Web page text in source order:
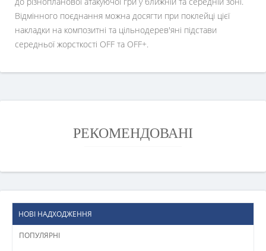
Відмінного поєднання можна досягти при поклейці цієї
накладки на композитні та цільнодерев'яні підстави
середньої жорсткості OFF та OFF+.
РЕКОМЕНДОВАНІ
НОВІ НАДХОДЖЕННЯ
ПОПУЛЯРНІ